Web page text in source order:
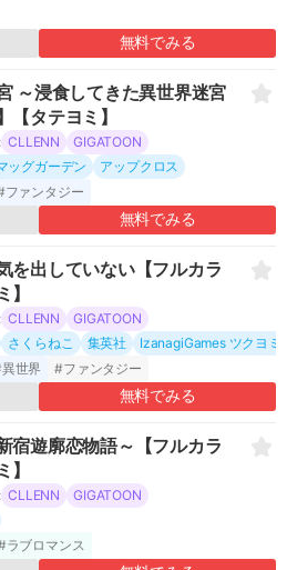
無料でみる
～浸食してきた異世界迷宮
【タテヨミ】
CLLENN
GIGATOON
ッグガーデン
アップクロス
ファンタジー
無料でみる
を出していない【フルカラ
CLLENN
GIGATOON
さくらねこ 集英社
IzanagiGames ツクヨミ
世界 #ファンタジー
無料でみる
宿遊廓恋物語～【フルカラ
CLLENN
GIGATOON
ラブロマンス